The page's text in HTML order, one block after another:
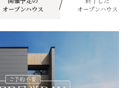
オープンハウス
オープンハウス